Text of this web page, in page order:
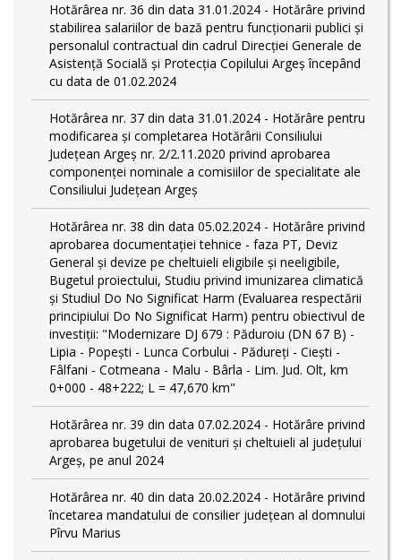
Hotărârea nr. 36 din data 31.01.2024 - Hotărâre privind
stabilirea salariilor de bază pentru funcționarii publici și
personalul contractual din cadrul Direcției Generale de
Asistență Socială și Protecția Copilului Argeş începând
cu data de 01.02.2024
Hotărârea nr. 37 din data 31.01.2024 - Hotărâre pentru
modificarea și completarea Hotărârii Consiliului
Județean Argeș nr. 2/2.11.2020 privind aprobarea
componenței nominale a comisiilor de specialitate ale
Consiliului Județean Argeș
Hotărârea nr. 38 din data 05.02.2024 - Hotărâre privind
aprobarea documentației tehnice - faza PT, Deviz
General și devize pe cheltuieli eligibile și neeligibile,
Bugetul proiectului, Studiu privind imunizarea climatică
și Studiul Do No Significat Harm (Evaluarea respectării
principiului Do No Significat Harm) pentru obiectivul de
investiții: "Modernizare DJ 679 : Păduroiu (DN 67 B) -
Lipia - Popești - Lunca Corbului - Pădureţi - Ciești -
Fâlfani - Cotmeana - Malu - Bârla - Lim. Jud. Olt, km
0+000 - 48+222; L = 47,670 km"
Hotărârea nr. 39 din data 07.02.2024 - Hotărâre privind
aprobarea bugetului de venituri și cheltuieli al județului
Argeș, pe anul 2024
Hotărârea nr. 40 din data 20.02.2024 - Hotărâre privind
încetarea mandatului de consilier județean al domnului
Pîrvu Marius